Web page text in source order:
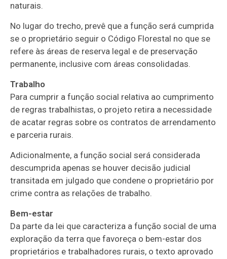
naturais.
No lugar do trecho, prevê que a função será cumprida
se o proprietário seguir o Código Florestal no que se
refere às áreas de reserva legal e de preservação
permanente, inclusive com áreas consolidadas.
Trabalho
Para cumprir a função social relativa ao cumprimento
de regras trabalhistas, o projeto retira a necessidade
de acatar regras sobre os contratos de arrendamento
e parceria rurais.
Adicionalmente, a função social será considerada
descumprida apenas se houver decisão judicial
transitada em julgado que condene o proprietário por
crime contra as relações de trabalho.
Bem-estar
Da parte da lei que caracteriza a função social de uma
exploração da terra que favoreça o bem-estar dos
proprietários e trabalhadores rurais, o texto aprovado